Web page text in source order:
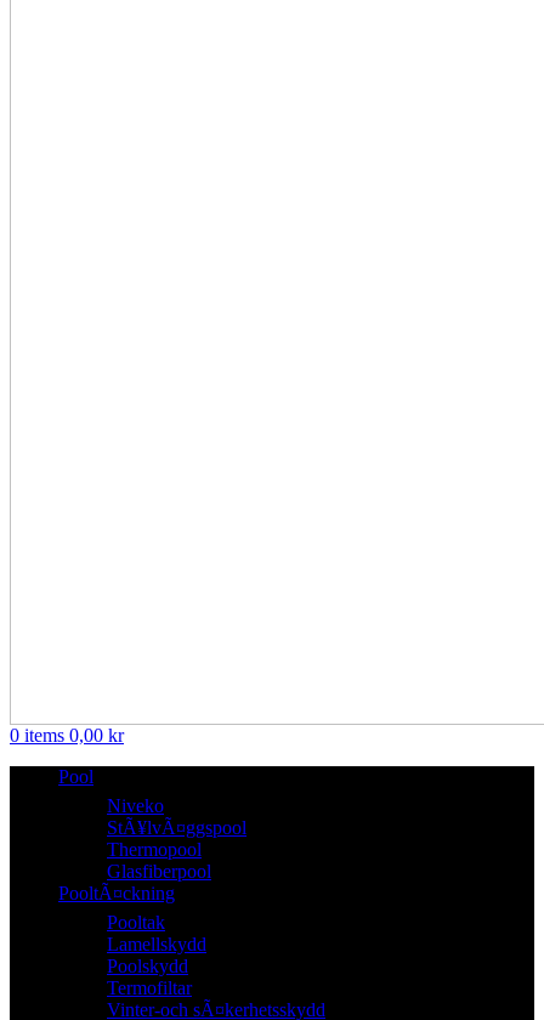
0 items 0,00 kr
Pool
Niveko
StÃ¥lvÃ¤ggspool
Thermopool
Glasfiberpool
PooltÃ¤ckning
Pooltak
Lamellskydd
Poolskydd
Termofiltar
Vinter-och sÃ¤kerhetsskydd